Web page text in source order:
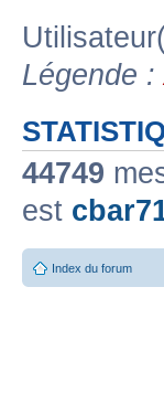
Légende :
44749
est
Index du forum